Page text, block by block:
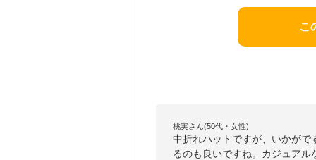
こ
桃実さん(50代・女性)
中折れハットですが、いかが
るのも良いですね。カジュア